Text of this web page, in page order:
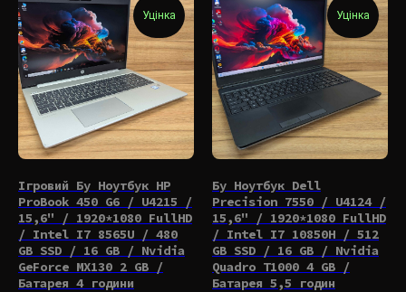
Уцінка
Ігровий Бу Ноутбук HP
ProBook 450 G6 / U4215 /
15,6" / 1920*1080 FullHD
/ Intel I7 8565U / 480
GB SSD / 16 GB / Nvidia
GeForce MX130 2 GB /
Батарея 4 години
Уцінка
Бу Ноутбук Dell
Precision 7550 / U4124 /
15,6" / 1920*1080 FullHD
/ Intel I7 10850H / 512
GB SSD / 16 GB / Nvidia
Quadro T1000 4 GB /
Батарея 5,5 годин